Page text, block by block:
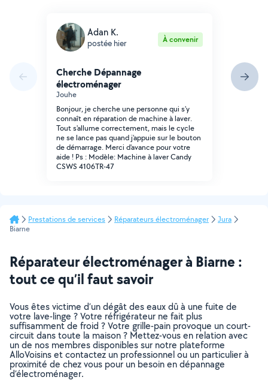
Adan K.
postée hier À convenir
Cherche Dépannage
électroménager
Jouhe
Bonjour, je cherche une personne qui s'y
connaît en réparation de machine à laver.
Tout s'allume correctement, mais le cycle
ne se lance pas quand j'appuie sur le bouton
de démarrage. Merci d'avance pour votre
aide ! Ps : Modèle: Machine à laver Candy
CSWS 4106TR-47
Prestations de services Réparateurs électroménager
Jura
Biarne
Réparateur électroménager à Biarne :
tout ce qu’il faut savoir
Vous êtes victime d’un dégât des eaux dû à une fuite de
votre lave-linge ? Votre réfrigérateur ne fait plus
suffisamment de froid ? Votre grille-pain provoque un court-
circuit dans toute la maison ? Mettez-vous en relation avec
un de nos membres disponibles sur notre plateforme
AlloVoisins et contactez un professionnel ou un particulier à
proximité de chez vous pour un besoin en dépannage
d’électroménager.